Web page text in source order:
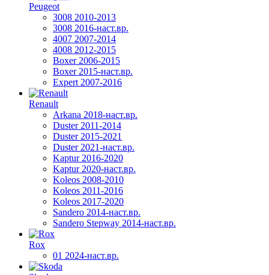
Peugeot
3008 2010-2013
3008 2016-наст.вр.
4007 2007-2014
4008 2012-2015
Boxer 2006-2015
Boxer 2015-наст.вр.
Expert 2007-2016
Renault
Arkana 2018-наст.вр.
Duster 2011-2014
Duster 2015-2021
Duster 2021-наст.вр.
Kaptur 2016-2020
Kaptur 2020-наст.вр.
Koleos 2008-2010
Koleos 2011-2016
Koleos 2017-2020
Sandero 2014-наст.вр.
Sandero Stepway 2014-наст.вр.
Rox
01 2024-наст.вр.